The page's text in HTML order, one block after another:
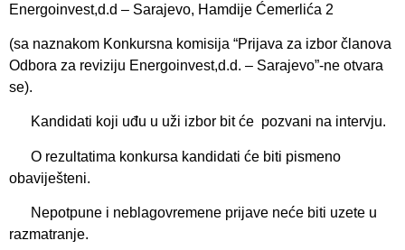
Energoinvest,d.d – Sarajevo, Hamdije Ćemerlića 2
(sa naznakom Konkursna komisija “Prijava za izbor članova
Odbora za reviziju Energoinvest,d.d. – Sarajevo”-ne otvara
se).
Kandidati koji uđu u uži izbor bit će pozvani na intervju.
O rezultatima konkursa kandidati će biti pismeno
obaviješteni.
Nepotpune i neblagovremene prijave neće biti uzete u
razmatranje.